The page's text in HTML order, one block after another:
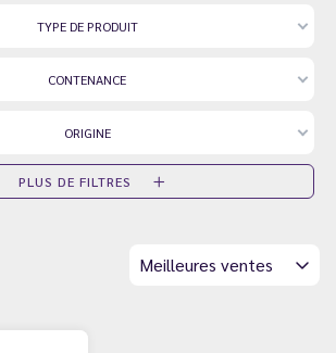
TYPE DE PRODUIT
CONTENANCE
ORIGINE
PLUS DE FILTRES
Meilleures ventes